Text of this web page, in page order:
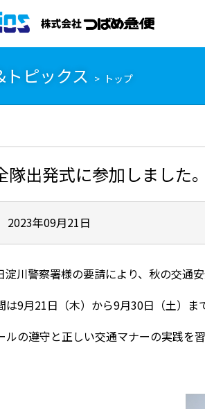
ピックス トップ
隊出発式に参加しました。
2023年09月21日
淀川警察署様の要請により、秋の交通
は9月21日（木）から9月30日（土）
ルの遵守と正しい交通マナーの実践を